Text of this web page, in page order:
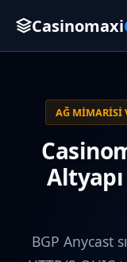
Casinomaxi
AĞ MIMARISI
BGP Anycast